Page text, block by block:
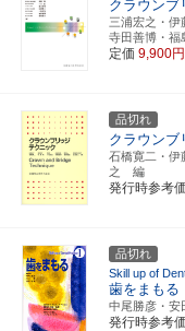
クラウンブ
三浦宏之・伊
寺田善博・
定価 9,900円
品切れ
クラウンブ
石橋寛二・伊
之 編
発行時参考
品切れ
Skill up of
歯をまもる
中尾勝彦・
発行時参考